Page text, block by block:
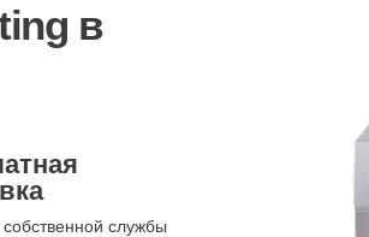
в
службы